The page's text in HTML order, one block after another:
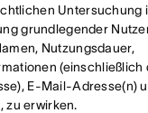
Untersuchung
grundlegender
Nutzungsdauer,
(einschließlich
E-Mail-Adresse(n)
zu erwirken.